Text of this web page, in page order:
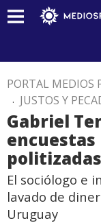
PORTAL MEDIOS
. JUSTOS Y
Gabriel
encuestas
politizadas
El sociólogo e
lavado de
Uruguay